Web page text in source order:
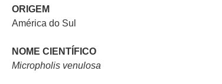
ORIGEM
América do Sul
NOME CIENTÍFICO
Micropholis venulosa